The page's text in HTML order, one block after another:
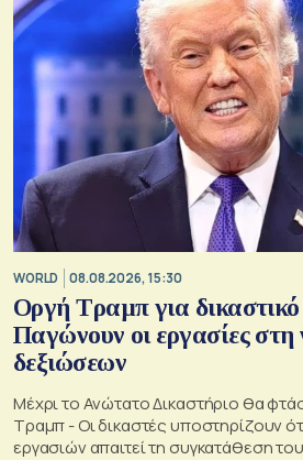
WORLD 08.08.2026, 15:30
Οργή Τραμπ για
Παγώνουν οι εργασίες στη
δεξιώσεων
Μέχρι το Ανώτατο Δικαστήριο θα
Τραμπ - Οι δικαστές υποστηρίζουν
εργασιών απαιτεί τη συγκατάθεση